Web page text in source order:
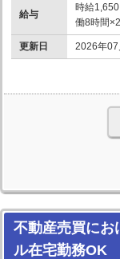
給与
時給
働8時間
更新日 2026年07
不動産売買にお
ル在宅勤務OK